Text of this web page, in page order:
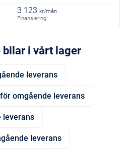
3 123 kr/mån
Finansiering
i vårt lager
leverans
omgående leverans
leverans
leverans